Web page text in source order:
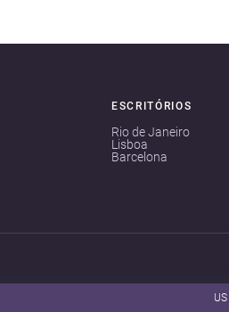
ESCRITÓRIOS
Rio de Janeiro
Lisboa
Barcelona
US